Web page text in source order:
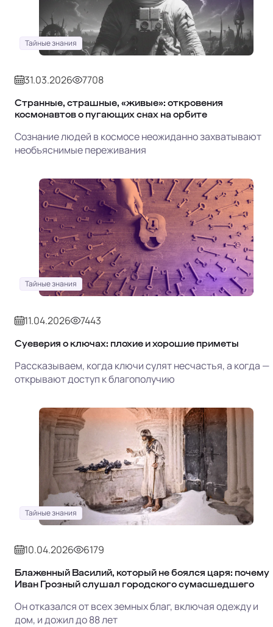
Тайные знания
31.03.2026 7708
Странные, страшные, «живые»: откровения
космонавтов о пугающих снах на орбите
Сознание людей в космосе неожиданно захватывают
необъяснимые переживания
Тайные знания
11.04.2026 7443
Суеверия о ключах: плохие и хорошие приметы
Рассказываем, когда ключи сулят несчастья, а когда —
открывают доступ к благополучию
Тайные знания
10.04.2026 6179
Блаженный Василий, который не боялся царя: почему
Иван Грозный слушал городского сумасшедшего
Он отказался от всех земных благ, включая одежду и
дом, и дожил до 88 лет